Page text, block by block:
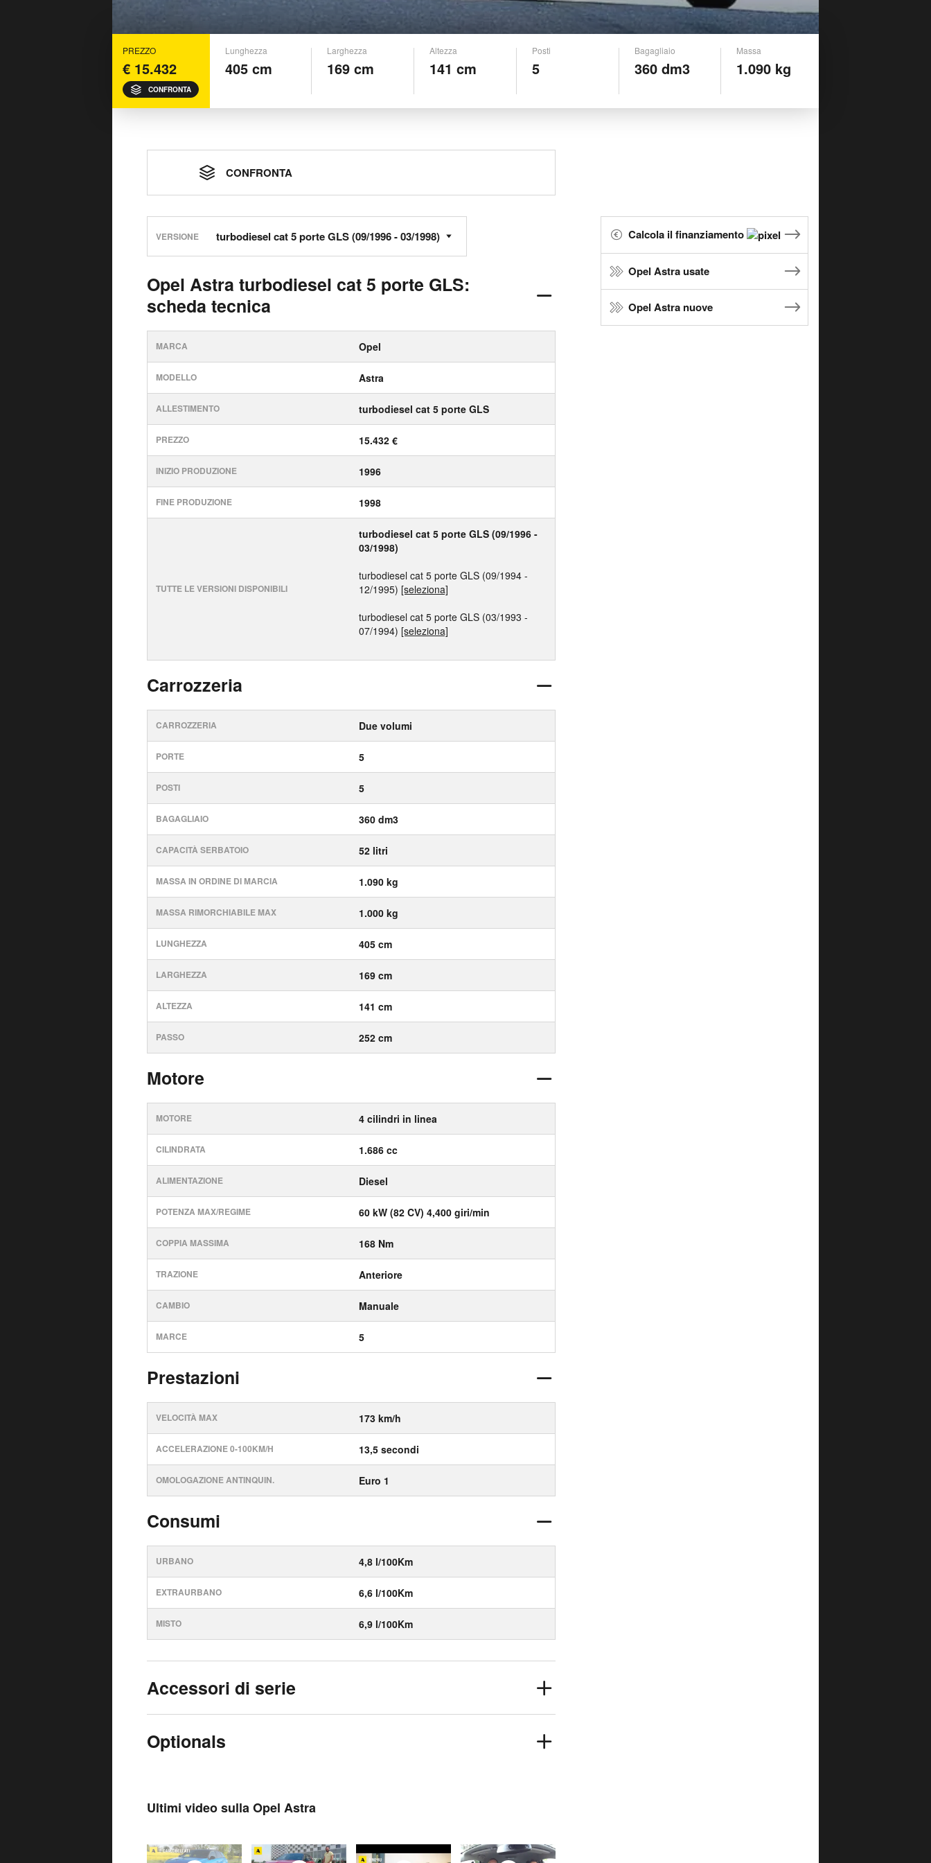
PREZZO
€ 15.432
CONFRONTA
Lunghezza
405 cm
Larghezza
169 cm
Altezza
141 cm
Posti
5
Bagagliaio
360 dm3
Massa
1.090 kg
CONFRONTA
VERSIONE
Opel Astra turbodiesel cat 5 porte GLS:
scheda tecnica
MARCA Opel
MODELLO Astra
ALLESTIMENTO turbodiesel cat 5 porte GLS
PREZZO 15.432 €
INIZIO PRODUZIONE 1996
FINE PRODUZIONE 1998
TUTTE LE VERSIONI DISPONIBILI
turbodiesel cat 5 porte GLS (09/1996 -
03/1998)
turbodiesel cat 5 porte GLS (09/1994 -
12/1995) [seleziona]
turbodiesel cat 5 porte GLS (03/1993 -
07/1994) [seleziona]
Carrozzeria
CARROZZERIA Due volumi
PORTE 5
POSTI 5
BAGAGLIAIO 360 dm3
CAPACITÀ SERBATOIO 52 litri
MASSA IN ORDINE DI MARCIA 1.090 kg
MASSA RIMORCHIABILE MAX 1.000 kg
LUNGHEZZA 405 cm
LARGHEZZA 169 cm
ALTEZZA 141 cm
PASSO 252 cm
Motore
MOTORE 4 cilindri in linea
CILINDRATA 1.686 cc
ALIMENTAZIONE Diesel
POTENZA MAX/REGIME 60 kW (82 CV) 4,400 giri/min
COPPIA MASSIMA 168 Nm
TRAZIONE Anteriore
CAMBIO Manuale
MARCE 5
Prestazioni
VELOCITÀ MAX 173 km/h
ACCELERAZIONE 0-100KM/H 13,5 secondi
OMOLOGAZIONE ANTINQUIN. Euro 1
Consumi
URBANO 4,8 l/100Km
EXTRAURBANO 6,6 l/100Km
MISTO 6,9 l/100Km
Accessori di serie
Optionals
Ultimi video sulla Opel Astra
Calcola il finanziamento
Opel Astra usate
Opel Astra nuove